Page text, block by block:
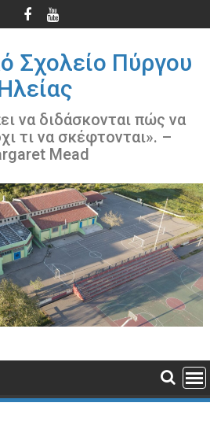
Σχολείο Πύργου
να διδάσκονται πώς να
τι να σκέφτονται». –
Mead